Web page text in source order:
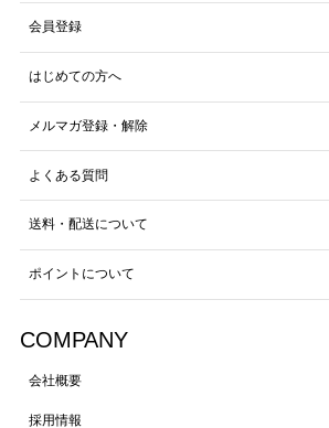
会員登録
はじめての方へ
メルマガ登録・解除
よくある質問
送料・配送について
ポイントについて
COMPANY
会社概要
採用情報